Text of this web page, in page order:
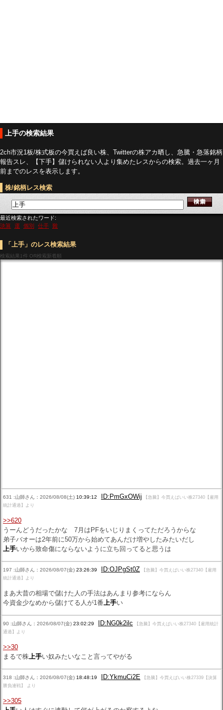
上手の検索結果
2ch市況1板/株式板の今買えば良い株、Twitterの株アカ晒し、急騰・急落銘柄
報告スレ、【下手】儲けられない人より集めたレスからの検索。過去一ヶ月
前までのレスを表示します。
株/銘柄レス検索
最近検索されたワード:
決算 運 個別 仕手 難
「上手」のレス検索結果
検索結果1件 OR検索新着順
631 :山師さん：2026/08/08(土) 10:39:12 ID:PmGxOWij
【急騰】今買えばいい株27340【雇用
統計通過】より
>>620
うーんどうだったかな 7月はPFをいじりまくってただろうからな
弟子バオーは2年前に50万から始めてあんだけ増やしたみたいだし
上手いから致命傷にならないように立ち回ってると思うは
197 :山師さん：2026/08/07(金) 23:26:39 ID:OJPgSt0Z
【急騰】今買えばいい株27340【雇用
統計通過】より
まあ大昔の相場で儲けた人の手法はあんまり参考にならん
今資金少なめから儲けてる人が1番上手い
90 :山師さん：2026/08/07(金) 23:02:29 ID:NG0k2ilc
【急騰】今買えばいい株27340【雇用統計
通過】より
>>30
まるで株上手い奴みたいなこと言ってやがる
318 :山師さん：2026/08/07(金) 18:48:19 ID:YkmuCi2E
【急騰】今買えばいい株27339【決算
勝負連戦】 より
>>305